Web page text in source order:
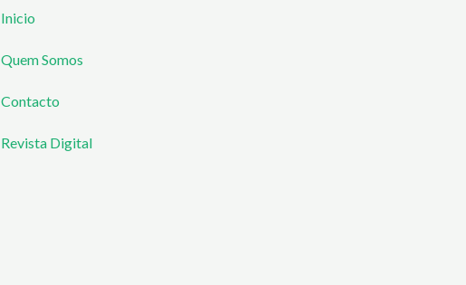
Inicio
Quem Somos
Contacto
Revista Digital